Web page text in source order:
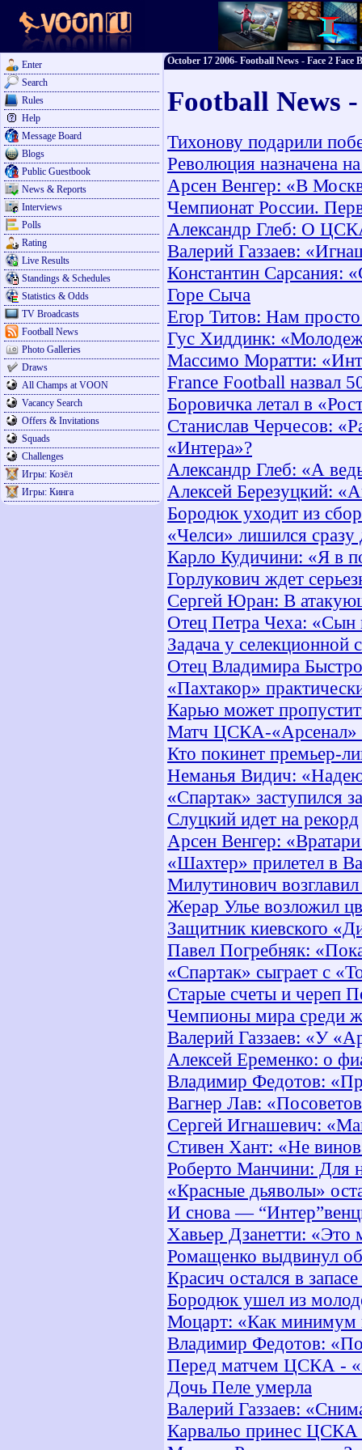
Enter
Search
Rules
Help
Message Board
Blogs
Public Guestbook
News & Reports
Interviews
Polls
Rating
Live Results
Standings & Schedules
Statistics & Odds
TV Broadcasts
Football News
Photo Galleries
Draws
All Champs at VOON
Vacancy Search
Offers & Invitations
Squads
Challenges
Игры: Козёл
Игры: Кинга
October 17 2006- Football News - Face 2 Face
Football News
Тихонову подарили
Революция назначена
Арсен Венгер: «В
Чемпионат России.
Александр Глеб: О
Валерий Газзаев:
Константин Сарсания:
Горе Сыча
Егор Титов: Нам
Гус Хиддинк:
Массимо Моратти:
France Football назвал
Боровичка летал в
Станислав Черчесов:
«Интера»?
Александр Глеб: «А
Алексей Березуцкий:
Бородюк уходит из
«Челси» лишился сразу
Карло Кудичини: «Я в
Горлукович ждет
Сергей Юран: В
Отец Петра Чеха: «Сын
Задача у селекционной
Отец Владимира
«Пахтакор»
Карью может
Матч ЦСКА-«Арсенал»
Кто покинет премьер-
Неманья Видич:
«Спартак» заступился
Слуцкий идет на рекорд
Арсен Венгер:
«Шахтер» прилетел в
Милутинович
Жерар Улье возложил
Защитник киевского
Павел Погребняк:
«Спартак» сыграет с
Старые счеты и череп
Чемпионы мира среди
Валерий Газзаев: «У
Алексей Еременко: о
Владимир Федотов:
Вагнер Лав:
Сергей Игнашевич:
Стивен Хант: «Не
Роберто Манчини: Для
«Красные дьяволы»
И снова —
Хавьер Дзанетти: «Это
Ромащенко выдвинул
Красич остался в
Бородюк ушел из
Моцарт: «Как минимум
Владимир Федотов:
Перед матчем ЦСКА -
Дочь Пеле умерла
Валерий Газзаев:
Карвальо принес ЦСКА